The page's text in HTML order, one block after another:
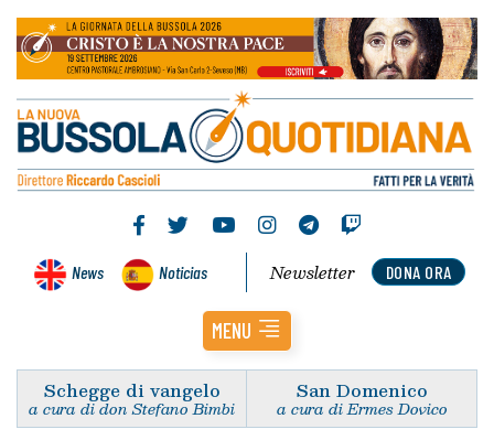
News Noticias DONA ORA
Newsletter
MENU
Schegge di vangelo
a cura di don Stefano Bimbi
San Domenico
a cura di Ermes Dovico